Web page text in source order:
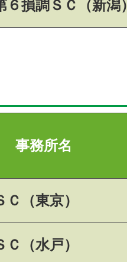
６損調ＳＣ（新潟
事務所名
（東京）
（水戸）